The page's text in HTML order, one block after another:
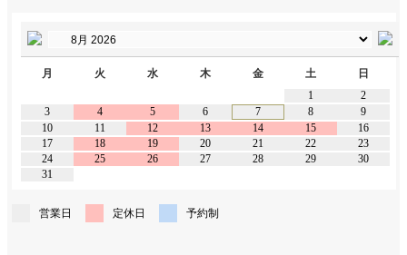
月 火 水 木 金 土
日
1
2
3
4 5 6 7 8
9
10
11 12 13 14 15
16
17
18 19 20 21 22
23
24
25 26 27 28 29
30
31
営業日 定休日 予約制